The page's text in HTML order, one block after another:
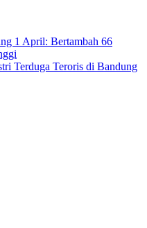
1 April: Bertambah 66
Terduga Teroris di Bandung